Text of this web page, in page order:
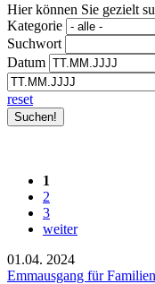
Hier können Sie gezielt
Kategorie
Suchwort
Datum
reset
1
2
3
weiter
01.04. 2024
Emmausgang für Familien